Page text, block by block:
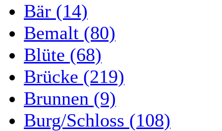
Bär (14)
Bemalt (80)
Blüte (68)
Brücke (219)
Brunnen (9)
Burg/Schloss (108)